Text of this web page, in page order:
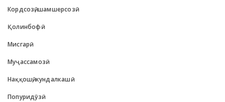
Кордсозӣ, шамшерсозӣ
Қолинбофӣ
Мисгарӣ
Муҷассамозӣ
Наққошӣ, кундалкашӣ
Попуридӯзӣ